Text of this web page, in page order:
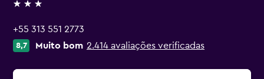
3 estrelas
+55 313 551 2773
8,7 Muito bom 2.414 avaliações verificadas